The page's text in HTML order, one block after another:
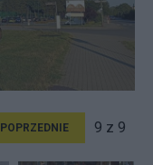
POPRZEDNIE 9 z 9